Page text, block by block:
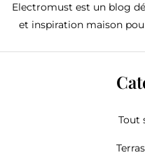
Electromust est un blog
et inspiration maison
Tout